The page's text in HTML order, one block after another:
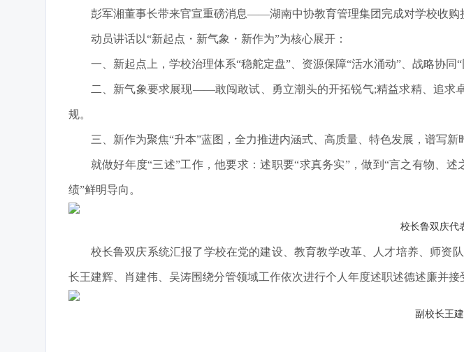
彭军湘董事长带来官宣重磅消息——湖南中协教育管理集团完成对学校收购
动员讲话以“新起点・新气象・新作为”为核心展开：
一、新起点上，学校治理体系“稳舵定盘”、资源保障“活水涌动”、战略协
二、新气象要求展现——敢闯敢试、勇立潮头的开拓锐气;精益求精、追求
规。
三、新作为聚焦“升本”蓝图，全力推进内涵式、高质量、特色发展，谱写新
就做好年度“三述”工作，他要求：述职要“求真务实”，做到“言之有物、
绩”鲜明导向。
校长鲁双庆代
校长鲁双庆系统汇报了学校在党的建设、教育教学改革、人才培养、师资
长王建辉、肖建伟、吴涛围绕分管领域工作依次进行个人年度述职述德述廉并接
副校长王